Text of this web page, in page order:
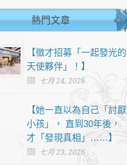
熱門文章
【徵才招募「一起發光的
天使夥伴」！】
七月 24, 2026
【她一直以為自己「討厭
小孩」， 直到30年後，
才「發現真相」……】
七月 23, 2026